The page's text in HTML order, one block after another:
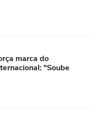
marca do
"Soube